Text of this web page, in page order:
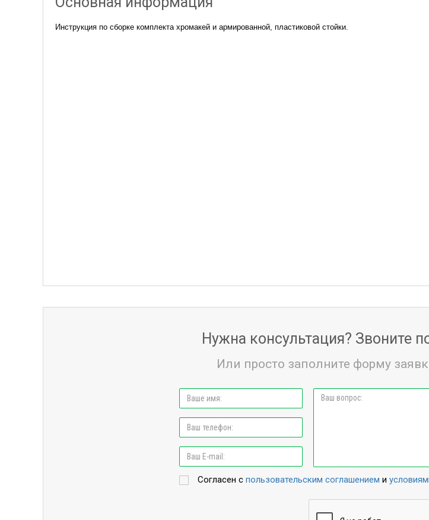
Инструкция по сборке комплекта хромакей и армированной, пластиковой стойки.
Нужна консультация? Звоните
Или просто заполните форму
Согласен с пользовательским соглашением и